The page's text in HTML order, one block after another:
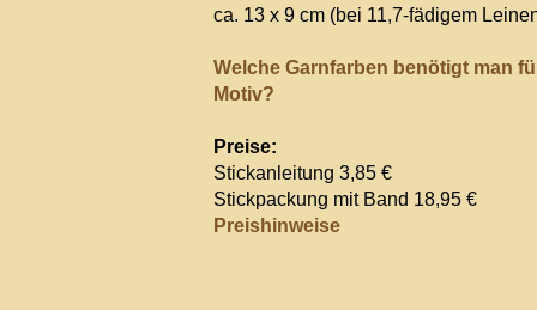
ca. 13 x 9 cm (bei 11,7-fädigem
Welche Garnfarben benötigt man
Motiv?
Preise:
Stickanleitung 3,85 €
Stickpackung mit Band 18,95 €
Preishinweise